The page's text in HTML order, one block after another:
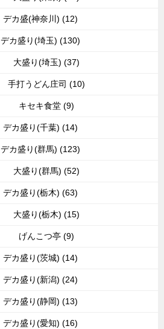
デカ盛(神奈川) (12)
デカ盛り(埼玉) (130)
大盛り(埼玉) (37)
手打うどん庄司 (10)
キセキ食堂 (9)
デカ盛り(千葉) (14)
デカ盛り(群馬) (123)
大盛り(群馬) (52)
デカ盛り(栃木) (63)
大盛り(栃木) (15)
げんこつ亭 (9)
デカ盛り(茨城) (14)
デカ盛り(新潟) (24)
デカ盛り(静岡) (13)
デカ盛り(愛知) (16)